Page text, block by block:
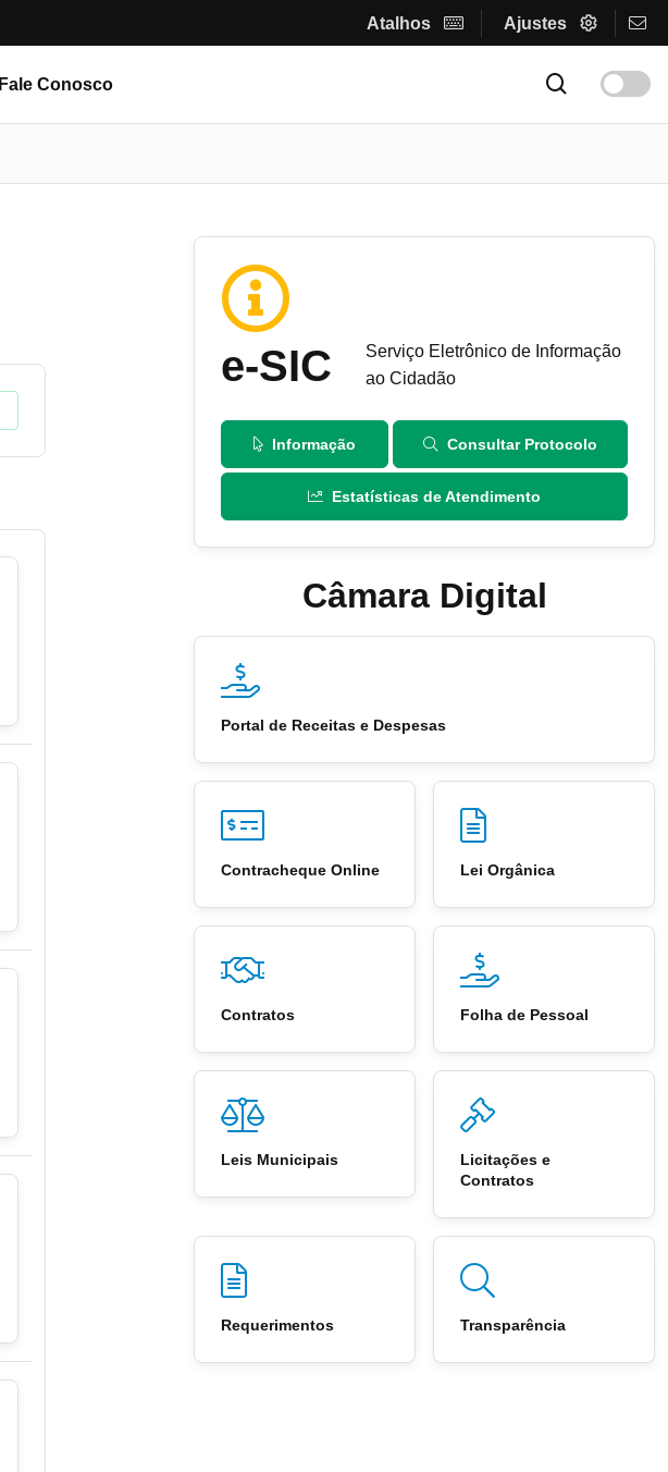
Atalhos Ajustes
Fale Conosco
e-SIC
Serviço Eletrônico de Informação
ao Cidadão
Informação Consultar Protocolo
Estatísticas de Atendimento
Câmara Digital
Portal de Receitas e Despesas
Contracheque Online Lei Orgânica
Contratos Folha de Pessoal
Leis Municipais
Licitações e
Contratos
Requerimentos Transparência